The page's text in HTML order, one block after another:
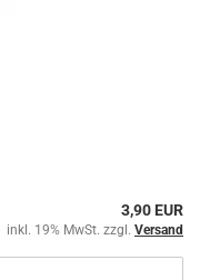
3,90 EUR
inkl. 19% MwSt. zzgl. Versand